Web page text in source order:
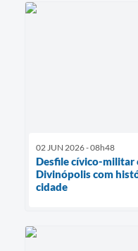
02 JUN 2026 - 08h48
Desfile cívico-militar
Divinópolis com
cidade